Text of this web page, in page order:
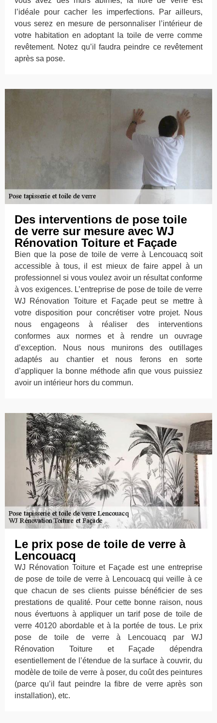
l’idéale pour cacher les imperfections. Par ailleurs,
vous serez en mesure de personnaliser l’intérieur de
votre habitation en adoptant la toile de verre comme
revêtement. Notez qu’il faudra peindre ce revêtement
après sa pose.
Des interventions de pose toile
de verre sur mesure avec WJ
Rénovation Toiture et Façade
Bien que la pose de toile de verre à Lencouacq soit
accessible à tous, il est mieux de faire appel à un
professionnel si vous voulez avoir un résultat conforme
à vos exigences. L’entreprise de pose de toile de verre
WJ Rénovation Toiture et Façade peut se mettre à
votre disposition pour concrétiser votre projet. Nous
nous engageons à réaliser des interventions
conformes aux normes et à rendre un ouvrage
d’exception. Nous nous munirons des outillages
adaptés au chantier et nous ferons en sorte
d’appliquer la bonne méthode afin que vous puissiez
avoir un intérieur hors du commun.
Le prix pose de toile de verre à
Lencouacq
WJ Rénovation Toiture et Façade est une entreprise
de pose de toile de verre à Lencouacq qui veille à ce
que chacun de ses clients puisse bénéficier de ses
prestations de qualité. Pour cette bonne raison, nous
nous évertuons à appliquer un tarif pose de toile de
verre 40120 abordable et à la portée de tous. Le prix
pose de toile de verre à Lencouacq par WJ
Rénovation Toiture et Façade dépendra
esentiellement de l’étendue de la surface à couvrir, du
modèle de toile de verre à poser, du coût des peintures
(parce qu’il faut peindre la fibre de verre après son
installation), etc.